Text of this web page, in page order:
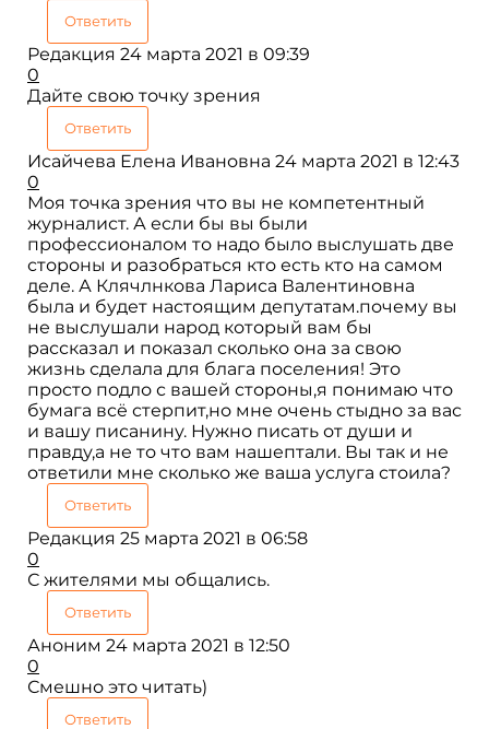
Ответить
Редакция 24 марта 2021 в 09:39
0
Дайте свою точку зрения
Ответить
Исайчева Елена Ивановна 24 марта 2021 в 12:43
0
Моя точка зрения что вы не компетентный
журналист. А если бы вы были
профессионалом то надо было выслушать две
стороны и разобраться кто есть кто на самом
деле. А Клячлнкова Лариса Валентиновна
была и будет настоящим депутатам.почему вы
не выслушали народ который вам бы
рассказал и показал сколько она за свою
жизнь сделала для блага поселения! Это
просто подло с вашей стороны,я понимаю что
бумага всё стерпит,но мне очень стыдно за вас
и вашу писанину. Нужно писать от души и
правду,а не то что вам нашептали. Вы так и не
ответили мне сколько же ваша услуга стоила?
Ответить
Редакция 25 марта 2021 в 06:58
0
С жителями мы общались.
Ответить
Аноним 24 марта 2021 в 12:50
0
Смешно это читать)
Ответить